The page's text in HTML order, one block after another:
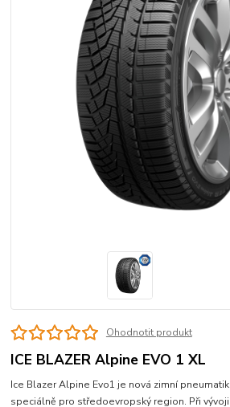
Ohodnotit produkt
ICE BLAZER Alpine EVO 1 XL
Ice Blazer Alpine Evo1 je nová zimní
speciálně pro středoevropský region. Při